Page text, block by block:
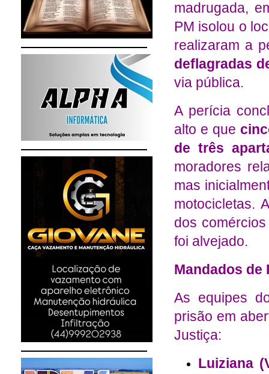
madrugada,
PM isolou o
realizaram a
deflagradas
via pública.
A perícia
alto e que
de três
moradores
mas
motocicletas.
dos
foi alvejado.
Mandados de
As equipes
prisão em
Justiça:
Luiziana